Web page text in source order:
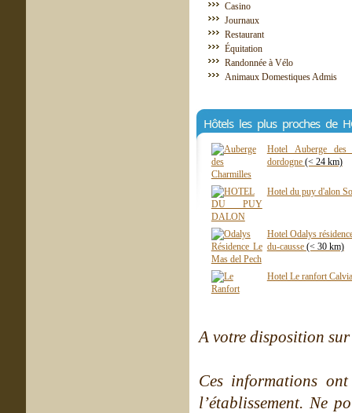
Casino
Journaux
Restaurant
Équitation
Randonnée à Vélo
Animaux Domestiques Admis
Hôtels les plus proches de
Hotel Auberge des
dordogne (< 24 km)
Hotel du puy d'alon
Hotel Odalys
du-causse (< 30 km)
Hotel Le ranfort
A votre disposition
Ces informations
l’établissement. Ne